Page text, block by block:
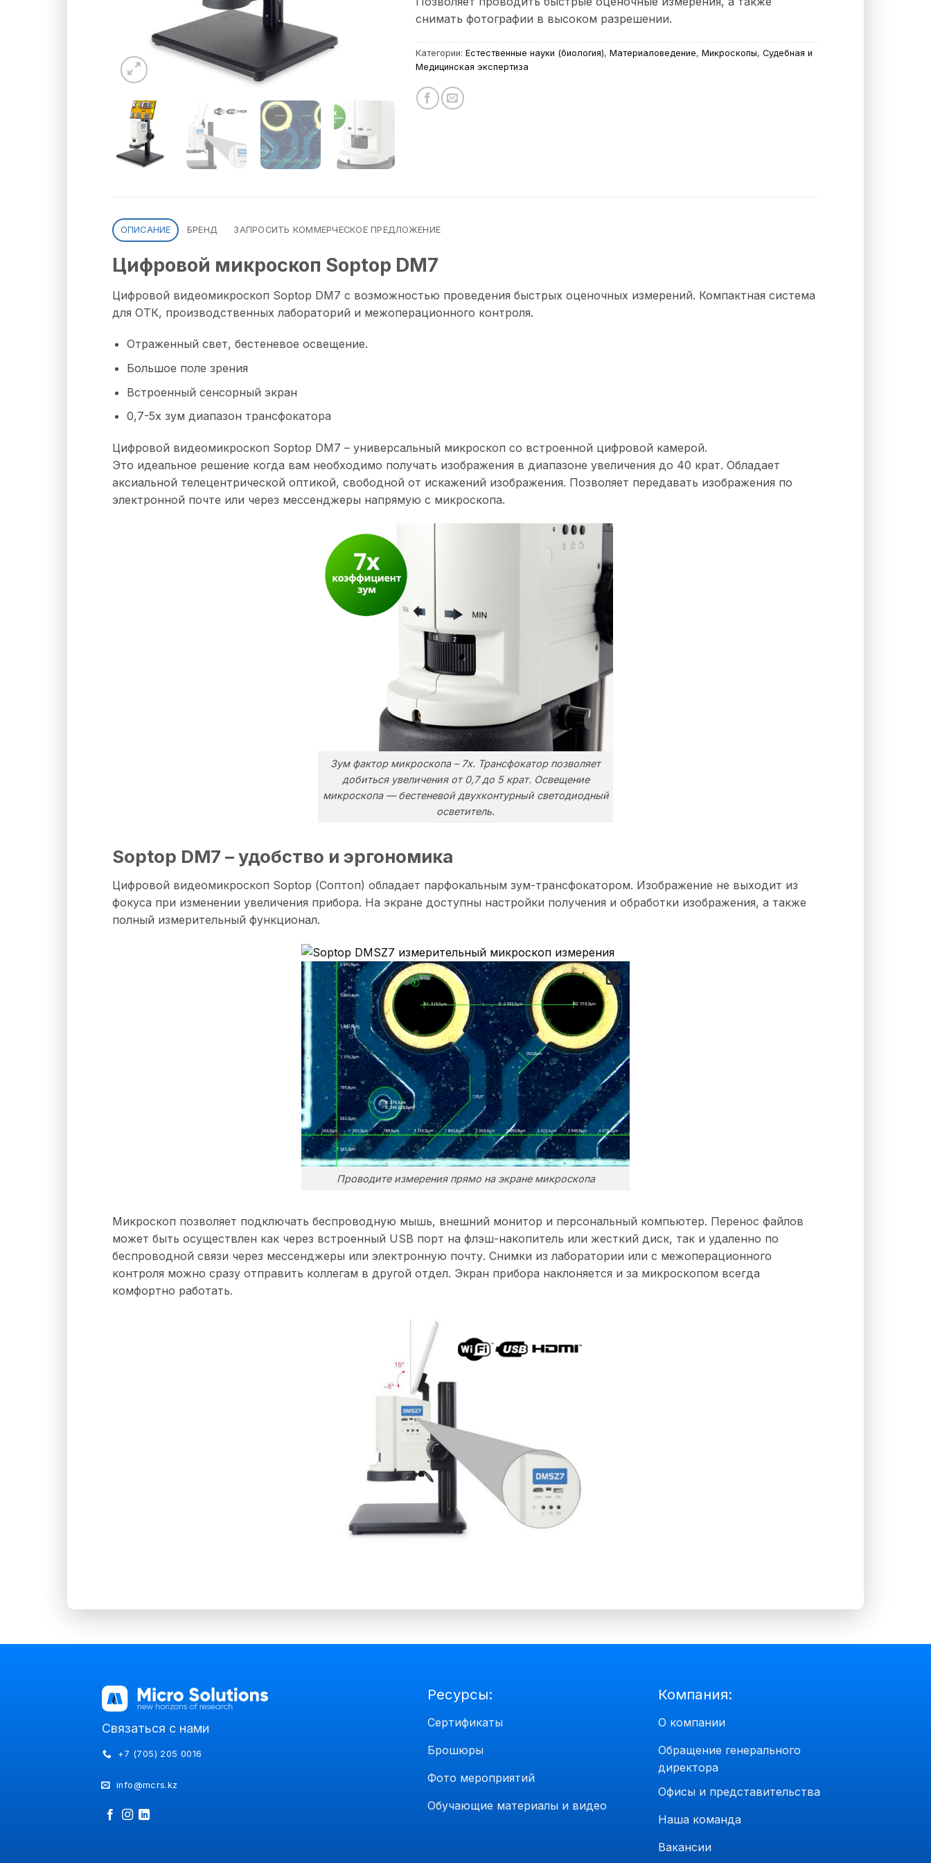
снимать фотографии в высоком разрешении.
Категории: Естественные науки (биология), Материаловедение, Микроскопы, Судебная и
Медицинская экспертиза
ОПИСАНИЕ БРЕНД ЗАПРОСИТЬ КОММЕРЧЕСКОЕ ПРЕДЛОЖЕНИЕ
Цифровой микроскоп Soptop DM7
Цифровой видеомикроскоп Soptop DM7 с возможностью проведения быстрых оценочных измерений. Компактная система
для ОТК, производственных лабораторий и межоперационного контроля.
Отраженный свет, бестеневое освещение.
Большое поле зрения
Встроенный сенсорный экран
0,7-5х зум диапазон трансфокатора
Цифровой видеомикроскоп Soptop DM7 – универсальный микроскоп со встроенной цифровой камерой.
Это идеальное решение когда вам необходимо получать изображения в диапазоне увеличения до 40 крат. Обладает
аксиальной телецентрической оптикой, свободной от искажений изображения. Позволяет передавать изображения по
электронной почте или через мессенджеры напрямую с микроскопа.
Зум фактор микроскопа – 7х. Трансфокатор позволяет
добиться увеличения от 0,7 до 5 крат. Освещение
микроскопа — бестеневой двухконтурный светодиодный
осветитель.
Soptop DM7 – удобство и эргономика
Цифровой видеомикроскоп Soptop (Соптоп) обладает парфокальным зум-трансфокатором. Изображение не выходит из
фокуса при изменении увеличения прибора. На экране доступны настройки получения и обработки изображения, а также
полный измерительный функционал.
Проводите измерения прямо на экране микроскопа
Микроскоп позволяет подключать беспроводную мышь, внешний монитор и персональный компьютер. Перенос файлов
может быть осуществлен как через встроенный USB порт на флэш-накопитель или жесткий диск, так и удаленно по
беспроводной связи через мессенджеры или электронную почту. Снимки из лаборатории или с межоперационного
контроля можно сразу отправить коллегам в другой отдел. Экран прибора наклоняется и за микроскопом всегда
комфортно работать.
Связаться с нами
+7 (705) 205 0016
info@mcrs.kz
Ресурсы:
Сертификаты
Брошюры
Фото мероприятий
Обучающие материалы и видео
Компания:
О компании
Обращение генерального
директора
Офисы и представительства
Наша команда
Вакансии